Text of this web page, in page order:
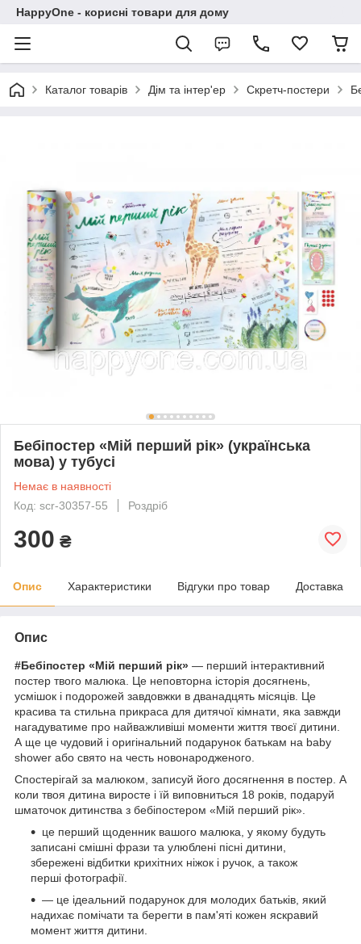
HappyOne - корисні товари для дому
Каталог товарів Дім та інтер'ер Скретч-постери
Бебіпостер «Мій перший рік» (українська
мова) у тубусі
Немає в наявності
Код: scr-30357-55
Роздріб
300 ₴
Опис Характеристики Відгуки про товар Доставка
Опис
#Бебіпостер «Мій перший рік» — перший інтерактивний
постер твого малюка. Це неповторна історія досягнень,
усмішок і подорожей завдовжки в дванадцять місяців. Це
красива та стильна прикраса для дитячої кімнати, яка завжди
нагадуватиме про найважливіші моменти життя твоєї дитини.
А ще це чудовий і оригінальний подарунок батькам на baby
shower або свято на честь новонародженого.
Спостерігай за малюком, записуй його досягнення в постер. А
коли твоя дитина виросте і їй виповниться 18 років, подаруй
шматочок дитинства з бебіпостером «Мій перший рік».
це перший щоденник вашого малюка, у якому будуть
записані смішні фрази та улюблені пісні дитини,
збережені відбитки крихітних ніжок і ручок, а також
перші фотографії.
— це ідеальний подарунок для молодих батьків, який
надихає помічати та берегти в пам'яті кожен яскравий
момент життя дитини.